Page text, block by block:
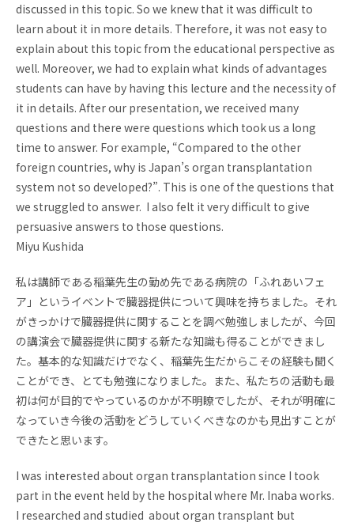
discussed in this topic. So we knew that it was difficult to
learn about it in more details. Therefore, it was not easy to
explain about this topic from the educational perspective as
well. Moreover, we had to explain what kinds of advantages
students can have by having this lecture and the necessity of
it in details. After our presentation, we received many
questions and there were questions which took us a long
time to answer. For example, “Compared to the other
foreign countries, why is Japan’s organ transplantation
system not so developed?”. This is one of the questions that
we struggled to answer. I also felt it very difficult to give
persuasive answers to those questions.
Miyu Kushida
私は講師である稲葉先生の勤め先である病院の「ふれあいフェ
ア」というイベントで臓器提供について興味を持ちました。それ
がきっかけで臓器提供に関することを調べ勉強しましたが、今回
の講演会で臓器提供に関する新たな知識も得ることができまし
た。基本的な知識だけでなく、稲葉先生だからこその経験も聞く
ことができ、とても勉強になりました。また、私たちの活動も最
初は何が目的でやっているのかが不明瞭でしたが、それが明確に
なっていき今後の活動をどうしていくべきなのかも見出すことが
できたと思います。
I was interested about organ transplantation since I took
part in the event held by the hospital where Mr. Inaba works.
I researched and studied about organ transplant but